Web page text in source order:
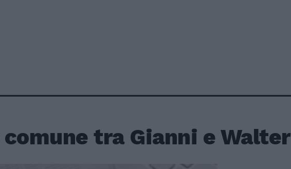
tra Gianni e Walter